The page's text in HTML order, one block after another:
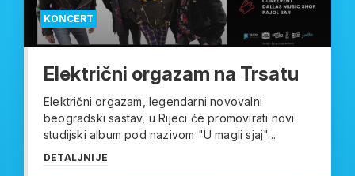
KONCERT
Električni orgazam na Trsatu
Električni orgazam, legendarni novovalni
beogradski sastav, u Rijeci će promovirati novi
studijski album pod nazivom "U magli sjaj"...
DETALJNIJE